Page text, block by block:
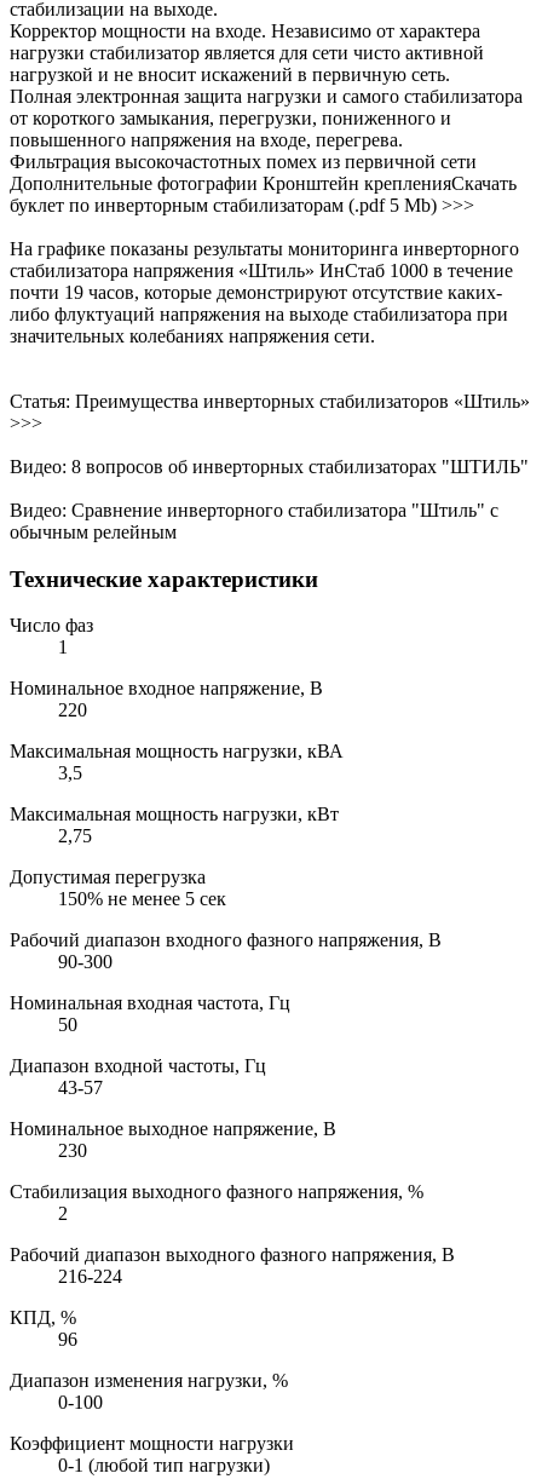
стабилизации на выходе.
Корректор мощности на входе. Независимо от характера
нагрузки стабилизатор является для сети чисто активной
нагрузкой и не вносит искажений в первичную сеть.
Полная электронная защита нагрузки и самого стабилизатора
от короткого замыкания, перегрузки, пониженного и
повышенного напряжения на входе, перегрева.
Фильтрация высокочастотных помех из первичной сети
Дополнительные фотографии Кронштейн крепленияСкачать
буклет по инверторным стабилизаторам (.pdf 5 Mb) >>>
На графике показаны результаты мониторинга инверторного
стабилизатора напряжения «Штиль» ИнСтаб 1000 в течение
почти 19 часов, которые демонстрируют отсутствие каких-
либо флуктуаций напряжения на выходе стабилизатора при
значительных колебаниях напряжения сети.
Статья: Преимущества инверторных стабилизаторов «Штиль»
>>>
Видео: 8 вопросов об инверторных стабилизаторах "ШТИЛЬ"
Видео: Сравнение инверторного стабилизатора "Штиль" с
обычным релейным
Технические характеристики
Число фаз
1
Номинальное входное напряжение, В
220
Максимальная мощность нагрузки, кВА
3,5
Максимальная мощность нагрузки, кВт
2,75
Допустимая перегрузка
150% не менее 5 сек
Рабочий диапазон входного фазного напряжения, В
90-300
Номинальная входная частота, Гц
50
Диапазон входной частоты, Гц
43-57
Номинальное выходное напряжение, В
230
Стабилизация выходного фазного напряжения, %
2
Рабочий диапазон выходного фазного напряжения, В
216-224
КПД, %
96
Диапазон изменения нагрузки, %
0-100
Коэффициент мощности нагрузки
0-1 (любой тип нагрузки)